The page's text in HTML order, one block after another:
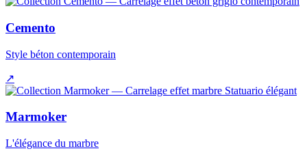
Cemento
Style béton contemporain
↗
Marmoker
L'élégance du marbre